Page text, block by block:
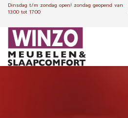
Dinsdag t/m zondag open! zondag geopend van
13:00 tot 17:00